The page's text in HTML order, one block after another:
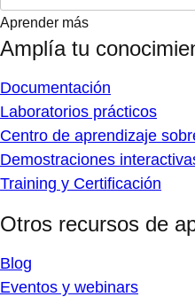
Aprender más
Amplía tu
Documentación
Laboratorios prácticos
Centro de aprendizaje
Demostraciones
Training y Certificación
Otros recursos de
Blog
Eventos y webinars